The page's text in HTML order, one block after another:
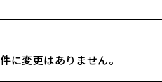
に変更はありません。